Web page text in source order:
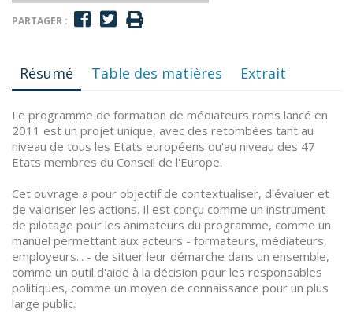
PARTAGER :
Résumé Table des matières Extrait
Le programme de formation de médiateurs roms lancé en
2011 est un projet unique, avec des retombées tant au
niveau de tous les Etats européens qu'au niveau des 47
Etats membres du Conseil de l'Europe.
Cet ouvrage a pour objectif de contextualiser, d'évaluer et
de valoriser les actions. Il est conçu comme un instrument
de pilotage pour les animateurs du programme, comme un
manuel permettant aux acteurs - formateurs, médiateurs,
employeurs... - de situer leur démarche dans un ensemble,
comme un outil d'aide à la décision pour les responsables
politiques, comme un moyen de connaissance pour un plus
large public.